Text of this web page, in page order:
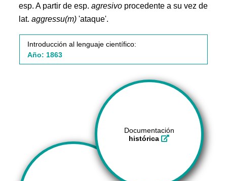
esp. A partir de esp.agresivo procedente a su vez de
lat.aggressu(m) 'ataque'.
Introducción al lenguaje científico:
Año: 1863
Documentación
histórica